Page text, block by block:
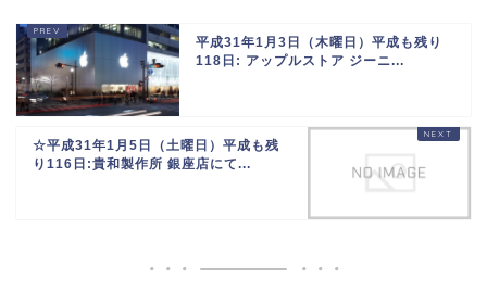
平成31年1月3日（木曜日）平成も残り
118日: アップルストア ジーニ...
☆平成31年1月5日（土曜日）平成も残
り116日:貴和製作所 銀座店にて...